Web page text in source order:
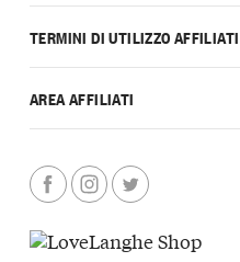
TERMINI DI UTILIZZO AFFILIATI
AREA AFFILIATI